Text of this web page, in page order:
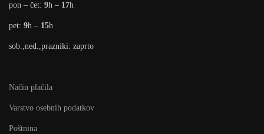
pon – čet: 9h – 17h
pet: 9h – 15h
sob.,ned.,prazniki: zaprto
Način plačila
Varstvo osebnih podatkov
Poštnina